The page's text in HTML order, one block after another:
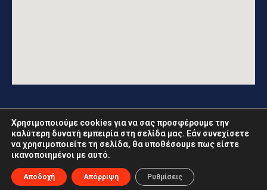
www.eordaia.gov.gr © 2021. Με επιφύλαξη παντός
δικαιώματος
Χρησιμοποιούμε cookies για να σας προσφέρουμε την
καλύτερη δυνατή εμπειρία στη σελίδα μας. Εάν συνεχίσετε
να χρησιμοποιείτε τη σελίδα, θα υποθέσουμε πως είστε
ικανοποιημένοι με αυτό.
Αποδοχή Απόρριψη Ρυθμίσεις